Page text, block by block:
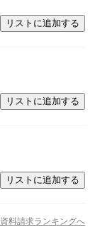
リストに追加する
リストに追加する
リストに追加する
資料請求ランキングへ